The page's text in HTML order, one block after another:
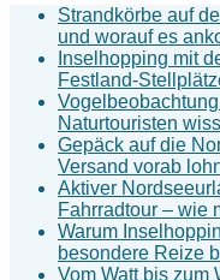
Strandkörbe auf
und worauf es
Inselhopping mit
Festland-
Naturtouristen
Gepäck auf die
Versand vorab
Aktiver
Fahrradtour – wie
Warum
besondere Reize
Vom Watt bis zum